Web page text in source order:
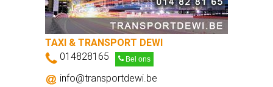
LEUVENSE TAXI